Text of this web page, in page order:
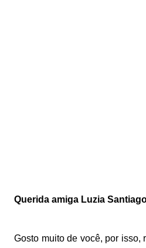
Querida amiga Luzia
Gosto muito de você, por isso,